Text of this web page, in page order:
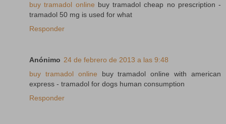
buy tramadol online buy tramadol cheap no prescription -
tramadol 50 mg is used for what
Responder
Anónimo 24 de febrero de 2013 a las 9:48
buy tramadol online buy tramadol online with american
express - tramadol for dogs human consumption
Responder